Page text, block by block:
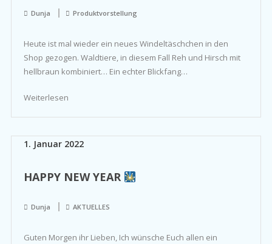
Dunja Produktvorstellung
Heute ist mal wieder ein neues Windeltäschchen in den
Shop gezogen. Waldtiere, in diesem Fall Reh und Hirsch mit
hellbraun kombiniert… Ein echter Blickfang…
Weiterlesen
1. Januar 2022
HAPPY NEW YEAR
Dunja AKTUELLES
Guten Morgen ihr Lieben, Ich wünsche Euch allen ein